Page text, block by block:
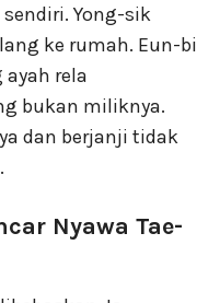
Yong-sik
ke rumah. Eun-bi
rela
bukan miliknya.
dan berjanji tidak
Nyawa Tae-